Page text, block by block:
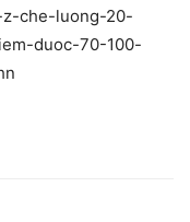
z-che-luong-20-
duoc-70-100-